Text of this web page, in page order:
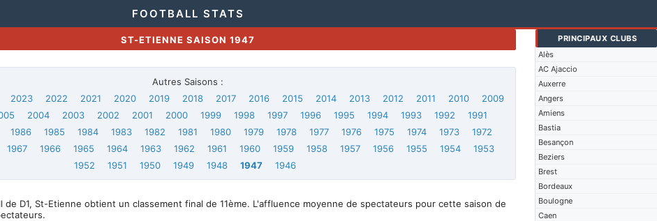
FOOTBALL STATS
PRINCIPAUX CLUBS
Alès
AC Ajaccio
Auxerre
Angers
Amiens
Bastia
Besançon
Beziers
Brest
Bordeaux
Boulogne
Caen
ST-ETIENNE SAISON 1947
Autres Saisons :
2023 2022 2021 2020 2019 2018 2017 2016 2015 2014 2013 2012 2011 2010
2009
2004 2003 2002 2001 2000 1999 1998 1997 1996 1995 1994 1993 1992
1991
1986 1985 1984 1983 1982 1981 1980 1979 1978 1977 1976 1975 1974 1973
1972
1967 1966 1965 1964 1963 1962 1961 1960 1959 1958 1957 1956 1955 1954
1953
1952
1951 1950 1949 1948 1947 1946
de D1, St-Etienne obtient un classement final de 11ème. L'affluence moyenne de spectateurs pour cette saison de